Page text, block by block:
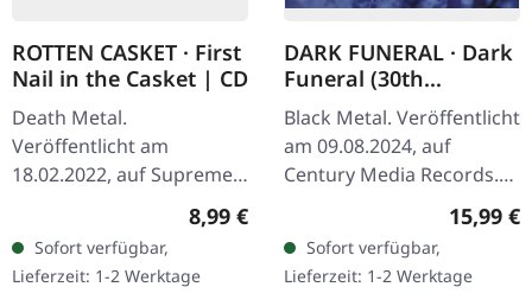
ROTTEN CASKET · First
Nail in the Casket | CD
Death Metal.
Veröffentlicht am
18.02.2022, auf Supreme
Chaos Records. CD im
Jewelcase. Nach einer Zeit
des Friedens und der
Stille hebt sich der…
Regulärer Preis:
8,99 €
Sofort verfügbar,
Lieferzeit: 1-2 Werktage
DARK FUNERAL · Dark
Funeral (30th
Anniversary Edition) |
CD
Black Metal. Veröffentlicht
am 09.08.2024, auf
Century Media Records.
CD im Jewelcase. "Dark
Funeral" von Dark Funeral
steht als monumentaler
Pfeiler…
15,99 €
Sofort verfügbar,
Lieferzeit: 1-2 Werktage